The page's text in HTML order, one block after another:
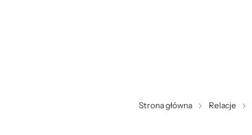
Strona główna Relacje